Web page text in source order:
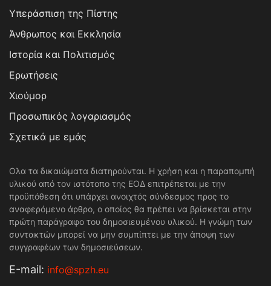
Υπεράσπιση της Πίστης
Άνθρωπος και Εκκλησία
Ιστορία και Πολιτισμός
Ερωτήσεις
Χιούμορ
Προσωπικός λογαριασμός
Σχετικά με εμάς
Ολα τα δικαιώματα διατηρούνται. Η χρήση και η παραπομπή
υλικού από τον ιστότοπο της ΕΟΔ επιτρέπεται με την
προϋπόθεση ότι υπάρχει ανοιχτός σύνδεσμος προς το
αναφερόμενο άρθρο, ο οποίος θα πρέπει να βρίσκεται στην
πρώτη παράγραφο του δημοσιευμένου υλικού. Η γνώμη των
συντακτών μπορεί να μην συμπίπτει με την άποψη των
συγγραφέων των δημοσιεύσεων.
Е-mail: info@spzh.eu